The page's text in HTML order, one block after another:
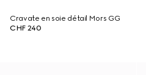
Cravate en soie détail Mors GG
CHF 240